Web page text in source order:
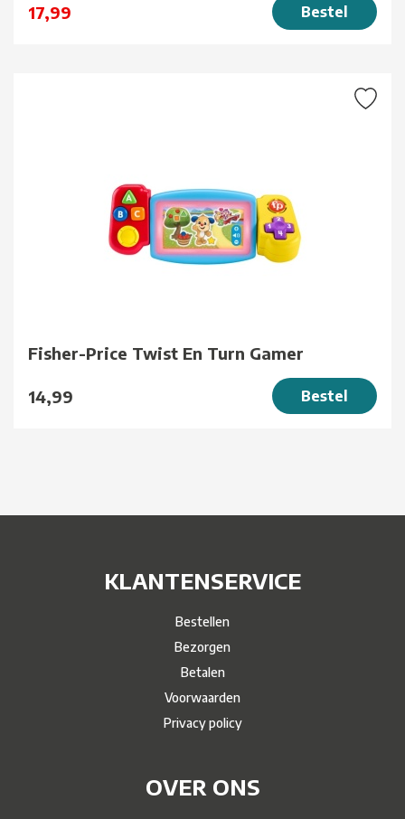
17,99 Bestel
Fisher-Price Twist En Turn Gamer
14,99 Bestel
KLANTENSERVICE
Bestellen
Bezorgen
Betalen
Voorwaarden
Privacy policy
OVER ONS